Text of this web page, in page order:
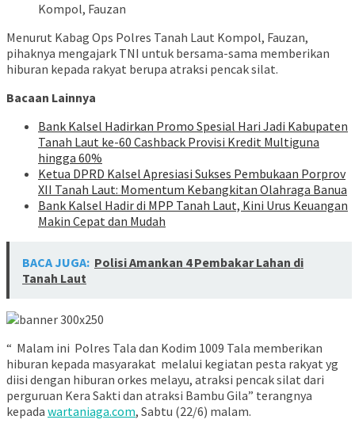
Kompol, Fauzan
Menurut Kabag Ops Polres Tanah Laut Kompol, Fauzan,
pihaknya mengajark TNI untuk bersama-sama memberikan
hiburan kepada rakyat berupa atraksi pencak silat.
Bacaan Lainnya
Bank Kalsel Hadirkan Promo Spesial Hari Jadi Kabupaten
Tanah Laut ke-60 Cashback Provisi Kredit Multiguna
hingga 60%
Ketua DPRD Kalsel Apresiasi Sukses Pembukaan Porprov
XII Tanah Laut: Momentum Kebangkitan Olahraga Banua
Bank Kalsel Hadir di MPP Tanah Laut, Kini Urus Keuangan
Makin Cepat dan Mudah
BACA JUGA: Polisi Amankan 4 Pembakar Lahan di
Tanah Laut
“ Malam ini Polres Tala dan Kodim 1009 Tala memberikan
hiburan kepada masyarakat melalui kegiatan pesta rakyat yg
diisi dengan hiburan orkes melayu, atraksi pencak silat dari
perguruan Kera Sakti dan atraksi Bambu Gila” terangnya
kepada wartaniaga.com, Sabtu (22/6) malam.